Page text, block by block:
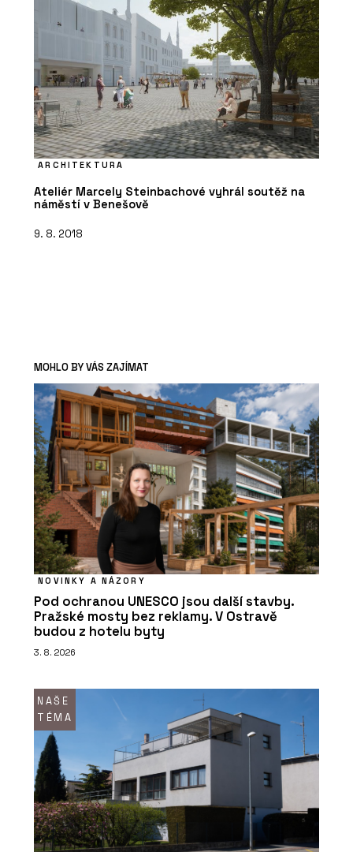
ARCHITEKTURA
Ateliér Marcely Steinbachové vyhrál soutěž na
náměstí v Benešově
9. 8. 2018
MOHLO BY VÁS ZAJÍMAT
NOVINKY A NÁZORY
Pod ochranou UNESCO jsou další stavby.
Pražské mosty bez reklamy. V Ostravě
budou z hotelu byty
3. 8. 2026
NAŠE
TÉMA